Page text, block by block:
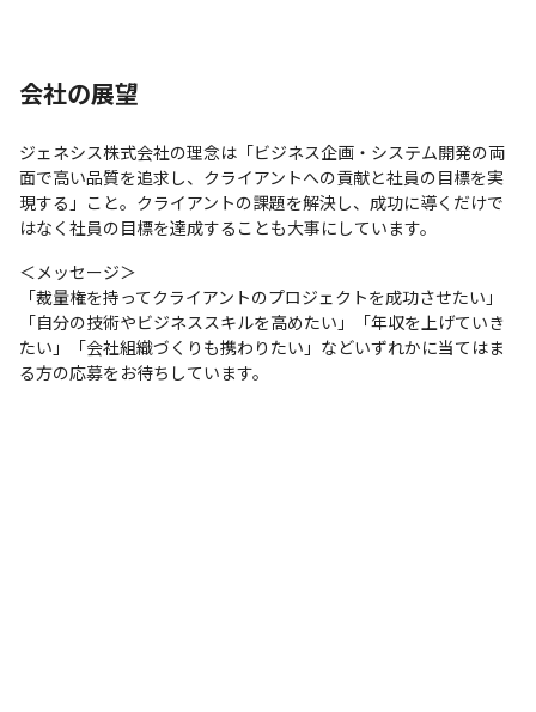
会社の展望
ジェネシス株式会社の理念は「ビジネス企画・システム開発の両
面で高い品質を追求し、クライアントへの貢献と社員の目標を実
現する」こと。クライアントの課題を解決し、成功に導くだけで
はなく社員の目標を達成することも大事にしています。
＜メッセージ＞
「裁量権を持ってクライアントのプロジェクトを成功させたい」
「自分の技術やビジネススキルを高めたい」「年収を上げていき
たい」「会社組織づくりも携わりたい」などいずれかに当てはま
る方の応募をお待ちしています。